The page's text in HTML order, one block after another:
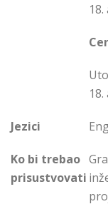
Jezici
Ko bi trebao
prisustvovati